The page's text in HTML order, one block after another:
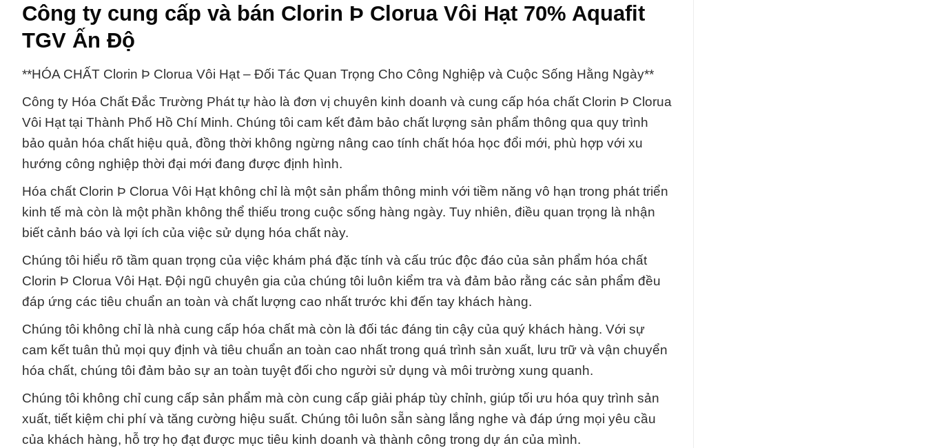
Công ty cung cấp và bán Clorin Þ Clorua Vôi Hạt 70% Aquafit
TGV Ấn Độ
**HÓA CHẤT Clorin Þ Clorua Vôi Hạt – Đối Tác Quan Trọng Cho Công Nghiệp và Cuộc Sống Hằng Ngày**
Công ty Hóa Chất Đắc Trường Phát tự hào là đơn vị chuyên kinh doanh và cung cấp hóa chất Clorin Þ Clorua
Vôi Hạt tại Thành Phố Hồ Chí Minh. Chúng tôi cam kết đảm bảo chất lượng sản phẩm thông qua quy trình
bảo quản hóa chất hiệu quả, đồng thời không ngừng nâng cao tính chất hóa học đổi mới, phù hợp với xu
hướng công nghiệp thời đại mới đang được định hình.
Hóa chất Clorin Þ Clorua Vôi Hạt không chỉ là một sản phẩm thông minh với tiềm năng vô hạn trong phát triển
kinh tế mà còn là một phần không thể thiếu trong cuộc sống hàng ngày. Tuy nhiên, điều quan trọng là nhận
biết cảnh báo và lợi ích của việc sử dụng hóa chất này.
Chúng tôi hiểu rõ tầm quan trọng của việc khám phá đặc tính và cấu trúc độc đáo của sản phẩm hóa chất
Clorin Þ Clorua Vôi Hạt. Đội ngũ chuyên gia của chúng tôi luôn kiểm tra và đảm bảo rằng các sản phẩm đều
đáp ứng các tiêu chuẩn an toàn và chất lượng cao nhất trước khi đến tay khách hàng.
Chúng tôi không chỉ là nhà cung cấp hóa chất mà còn là đối tác đáng tin cậy của quý khách hàng. Với sự
cam kết tuân thủ mọi quy định và tiêu chuẩn an toàn cao nhất trong quá trình sản xuất, lưu trữ và vận chuyển
hóa chất, chúng tôi đảm bảo sự an toàn tuyệt đối cho người sử dụng và môi trường xung quanh.
Chúng tôi không chỉ cung cấp sản phẩm mà còn cung cấp giải pháp tùy chỉnh, giúp tối ưu hóa quy trình sản
xuất, tiết kiệm chi phí và tăng cường hiệu suất. Chúng tôi luôn sẵn sàng lắng nghe và đáp ứng mọi yêu cầu
của khách hàng, hỗ trợ họ đạt được mục tiêu kinh doanh và thành công trong dự án của mình.